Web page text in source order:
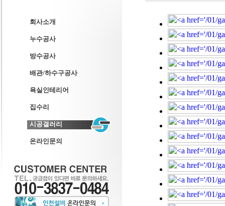
회사소개
누수공사
방수공사
배관/하수구공사
욕실인테리어
집수리
시공갤러리
온라인문의